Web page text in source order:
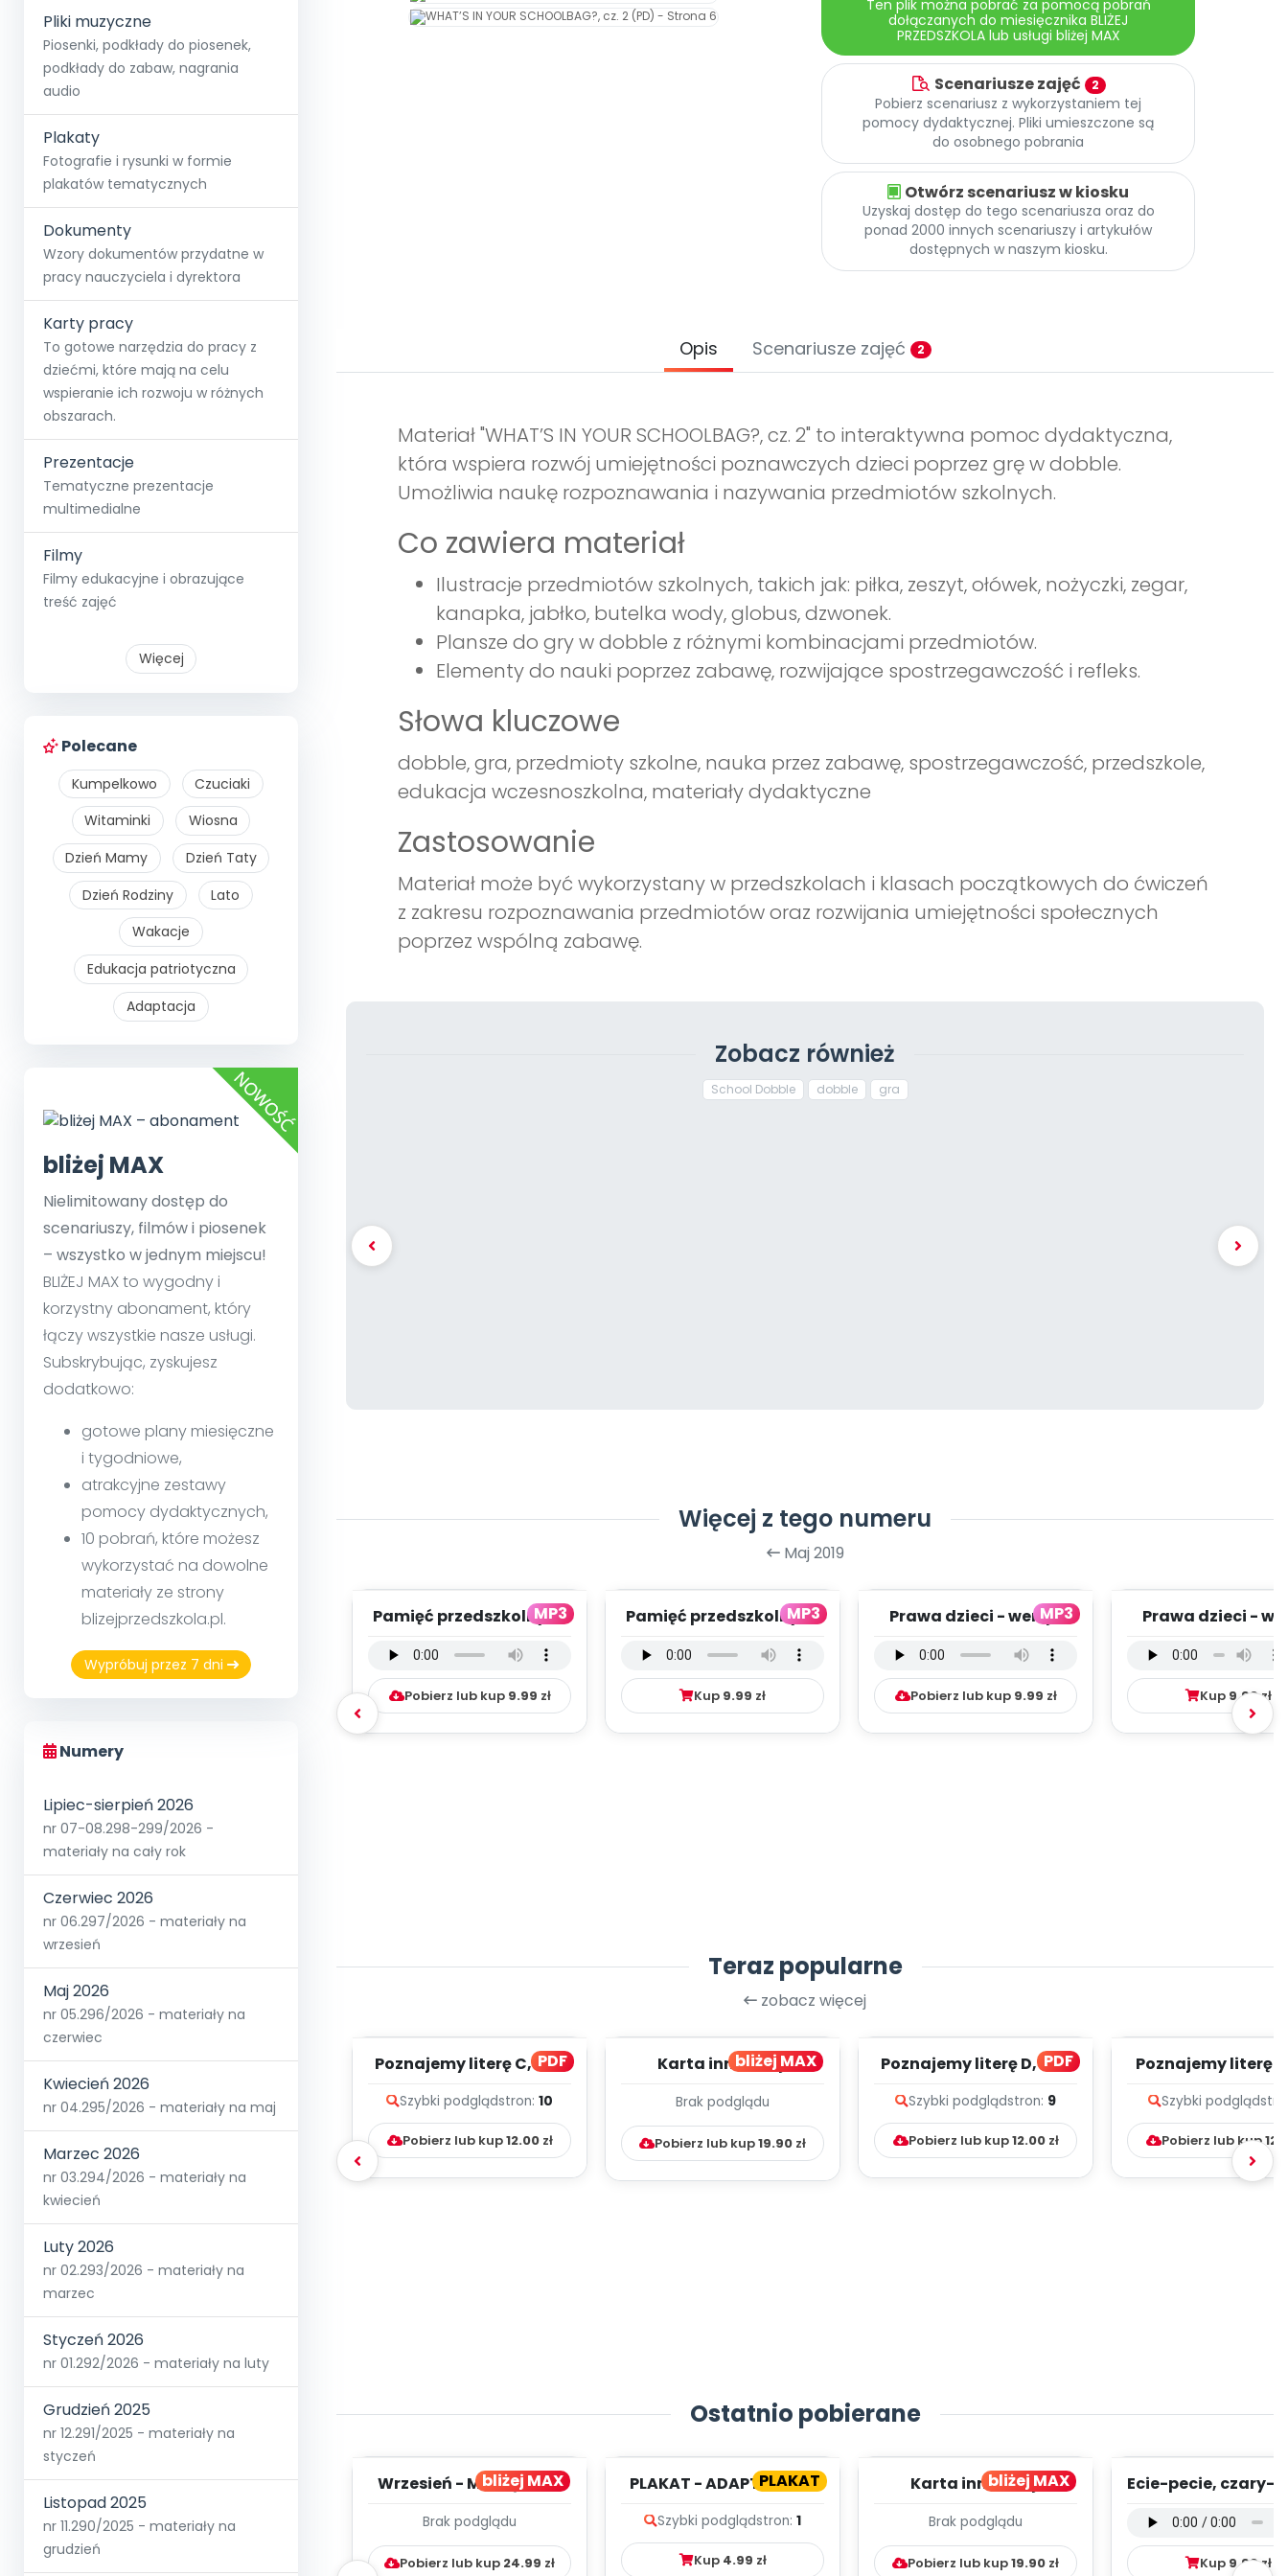
Pliki muzyczne
Piosenki, podkłady do piosenek,
podkłady do zabaw, nagrania
audio
Plakaty
Fotografie i rysunki w formie
plakatów tematycznych
Dokumenty
Wzory dokumentów przydatne w
pracy nauczyciela i dyrektora
Karty pracy
To gotowe narzędzia do pracy z
dziećmi, które mają na celu
wspieranie ich rozwoju w różnych
obszarach.
Prezentacje
Tematyczne prezentacje
multimedialne
Filmy
Filmy edukacyjne i obrazujące
treść zajęć
Więcej
Polecane
Kumpelkowo
Czuciaki
Witaminki
Wiosna
Dzień Mamy
Dzień Taty
Dzień Rodziny
Lato
Wakacje
Edukacja patriotyczna
Adaptacja
bliżej MAX
Nielimitowany dostęp do
scenariuszy, filmów i piosenek
– wszystko w jednym miejscu!
BLIŻEJ MAX to wygodny i
korzystny abonament, który
łączy wszystkie nasze usługi.
Subskrybując, zyskujesz
dodatkowo:
gotowe plany miesięczne
i tygodniowe,
atrakcyjne zestawy
pomocy dydaktycznych,
10 pobrań, które możesz
wykorzystać na dowolne
materiały ze strony
blizejprzedszkola.pl.
Wypróbuj przez 7 dni
Numery
Lipiec-sierpień 2026
nr 07-08.298-299/2026 -
materiały na cały rok
Czerwiec 2026
nr 06.297/2026 - materiały na
wrzesień
Maj 2026
nr 05.296/2026 - materiały na
czerwiec
Kwiecień 2026
nr 04.295/2026 - materiały na maj
Marzec 2026
nr 03.294/2026 - materiały na
kwiecień
Luty 2026
nr 02.293/2026 - materiały na
marzec
Styczeń 2026
nr 01.292/2026 - materiały na luty
Grudzień 2025
nr 12.291/2025 - materiały na
styczeń
Listopad 2025
nr 11.290/2025 - materiały na
grudzień
Ten plik można pobrać za pomocą pobrań
dołączanych do miesięcznika BLIŻEJ
PRZEDSZKOLA lub usługi bliżej MAX
Scenariusze zajęć 2
Pobierz scenariusz z wykorzystaniem tej
pomocy dydaktycznej. Pliki umieszczone są
do osobnego pobrania
Otwórz scenariusz w kiosku
Uzyskaj dostęp do tego scenariusza oraz do
ponad 2000 innych scenariuszy i artykułów
dostępnych w naszym kiosku.
Opis Scenariusze zajęć 2
Materiał "WHAT’S IN YOUR SCHOOLBAG?, cz. 2" to interaktywna pomoc dydaktyczna,
która wspiera rozwój umiejętności poznawczych dzieci poprzez grę w dobble.
Umożliwia naukę rozpoznawania i nazywania przedmiotów szkolnych.
Co zawiera materiał
Ilustracje przedmiotów szkolnych, takich jak: piłka, zeszyt, ołówek, nożyczki, zegar,
kanapka, jabłko, butelka wody, globus, dzwonek.
Plansze do gry w dobble z różnymi kombinacjami przedmiotów.
Elementy do nauki poprzez zabawę, rozwijające spostrzegawczość i refleks.
Słowa kluczowe
dobble, gra, przedmioty szkolne, nauka przez zabawę, spostrzegawczość, przedszkole,
edukacja wczesnoszkolna, materiały dydaktyczne
Zastosowanie
Materiał może być wykorzystany w przedszkolach i klasach początkowych do ćwiczeń
z zakresu rozpoznawania przedmiotów oraz rozwijania umiejętności społecznych
poprzez wspólną zabawę.
Zobacz również
School Dobble dobble gra
Więcej z tego numeru
Maj 2019
MP3
Pamięć przedszkolnych
instrumentalna (PD, ...
Pobierz lub kup 9.99 zł
MP3
Pamięć przedszkolnych
(PD, mp3)
Kup 9.99 zł
MP3
Prawa dzieci - wersja
mp3)
Pobierz lub kup 9.99 zł
Prawa dzieci -
Kup 9.99zł
Teraz popularne
zobacz więcej
PDF
Poznajemy literę C, cz. 1
Szybki podglądstron: 10
Pobierz lub kup12.00zł
bliżej MAX
Karta innowacji
Kumpelkowo
Brak podglądu
Pobierz lub kup19.90 zł
PDF
Poznajemy literę D, cz. 1
Szybki podglądstron: 9
Pobierz lub kup12.00zł
Poznajemy literę E,
Szybki podgląd
Pobierz lub kup
Ostatnio pobierane
bliżej MAX
Wrzesień - MIESIĘCZNY
WYCHOWAWCZO –
DYDAKTYC...
Brak podglądu
Pobierz lub kup 24.99 zł
PLAKAT
PLAKAT - ADAPTACJA -
Szybki podglądstron: 1
Kup 4.99 zł
bliżej MAX
Karta innowacji
Kumpelkowo
Brak podglądu
Pobierz lub kup19.90 zł
Ecie-pecie, czary-
mp3)
Kup 9.99zł